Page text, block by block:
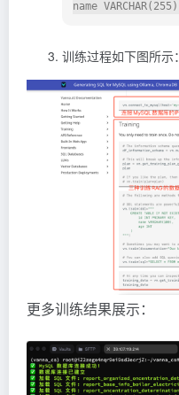
训练过程如下图所示：
更多训练结果展示：